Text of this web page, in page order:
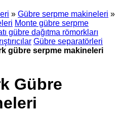
» Gübre serpme makineleri »
Monte gübre serpme
gübre dağıtma römorkları
Gübre separatörleri
gübre serpme makineleri
Gübre